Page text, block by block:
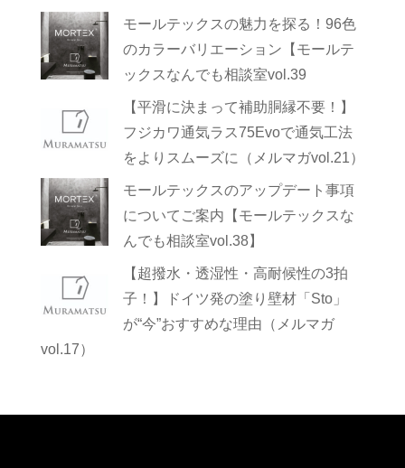
モールテックスの魅力を探る！96色
のカラーバリエーション【モールテ
ックスなんでも相談室vol.39
【平滑に決まって補助胴縁不要！】
フジカワ通気ラス75Evoで通気工法
をよりスムーズに（メルマガvol.21）
モールテックスのアップデート事項
についてご案内【モールテックスな
んでも相談室vol.38】
【超撥水・透湿性・高耐候性の3拍
子！】ドイツ発の塗り壁材「Sto」
が“今”おすすめな理由（メルマガ
vol.17）